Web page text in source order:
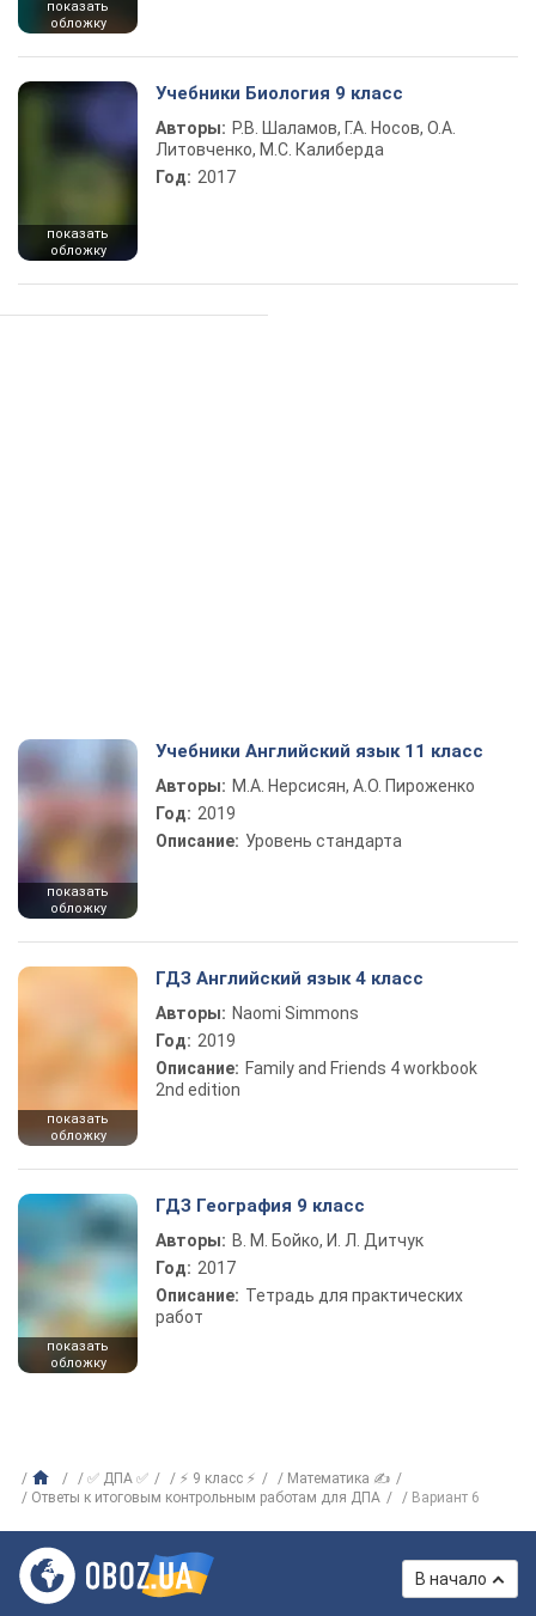
показать
обложку
показать
обложку
Учебники Биология 9 класс
Авторы: Р.В. Шаламов, Г.А. Носов, О.А.
Литовченко, М.С. Калиберда
Год: 2017
показать
обложку
Учебники Английский язык 11 класс
Авторы: М.А. Нерсисян, А.О. Пироженко
Год: 2019
Описание: Уровень стандарта
показать
обложку
ГДЗ Английский язык 4 класс
Авторы: Naomi Simmons
Год: 2019
Описание: Family and Friends 4 workbook
2nd edition
показать
обложку
ГДЗ География 9 класс
Авторы: В. М. Бойко, И. Л. Дитчук
Год: 2017
Описание: Тетрадь для практических
работ
✅ ДПА ✅ ⚡ 9 класс ⚡
Математика ✍
Ответы к итоговым контрольным работам для ДПА
Вариант 6
В начало